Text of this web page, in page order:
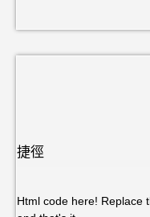
捷徑
Html code here! Replace